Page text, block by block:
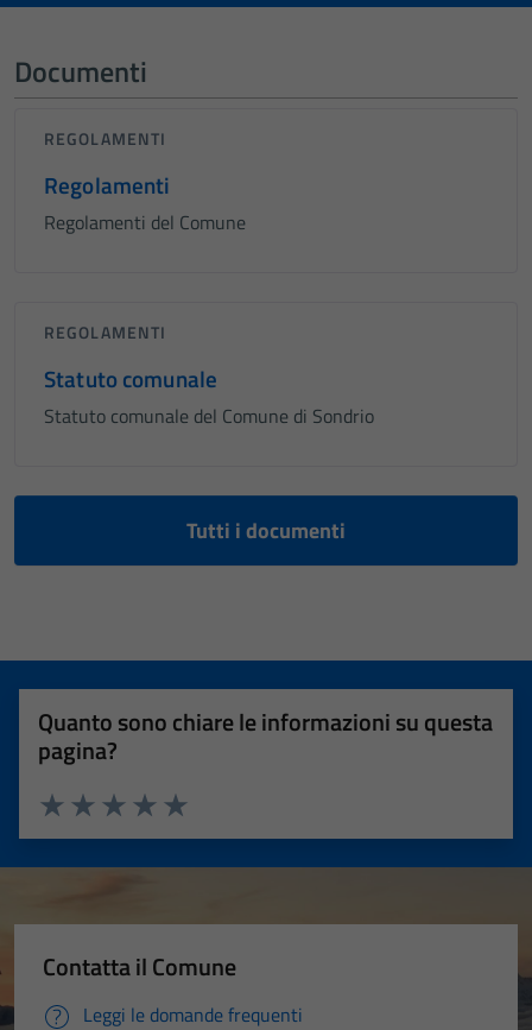
Documenti
REGOLAMENTI
Regolamenti
Regolamenti del Comune
REGOLAMENTI
Statuto comunale
Statuto comunale del Comune di Sondrio
Tutti i documenti
Quanto sono chiare le informazioni su questa
pagina?
Valuta 5 stelle su 5
Valuta 4 stelle su 5
Valuta 3 stelle su 5
Valuta 2 stelle su 5
Valuta 1 stelle su 5
Contatta il Comune
Leggi le domande frequenti